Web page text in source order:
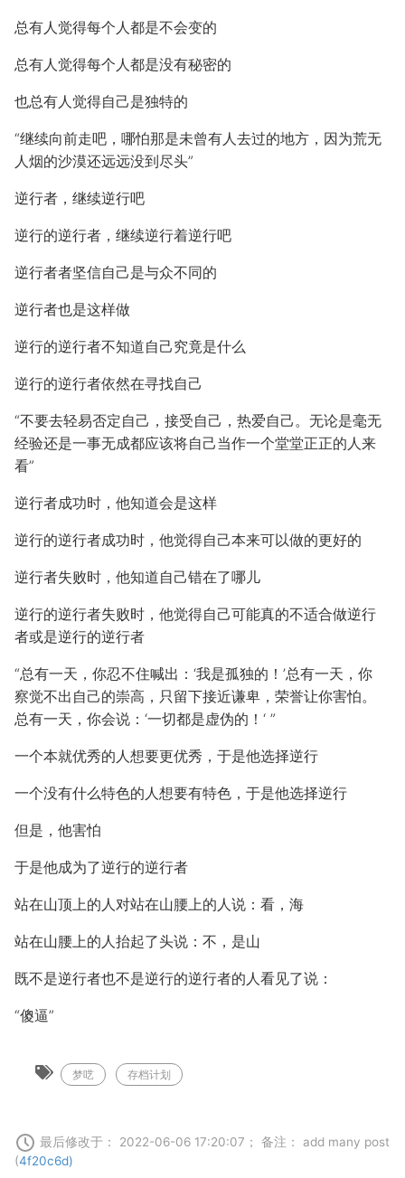
总有人觉得每个人都是不会变的
总有人觉得每个人都是没有秘密的
也总有人觉得自己是独特的
“继续向前走吧，哪怕那是未曾有人去过的地方，因为荒无
人烟的沙漠还远远没到尽头”
逆行者，继续逆行吧
逆行的逆行者，继续逆行着逆行吧
逆行者者坚信自己是与众不同的
逆行者也是这样做
逆行的逆行者不知道自己究竟是什么
逆行的逆行者依然在寻找自己
“不要去轻易否定自己，接受自己，热爱自己。无论是毫无
经验还是一事无成都应该将自己当作一个堂堂正正的人来
看”
逆行者成功时，他知道会是这样
逆行的逆行者成功时，他觉得自己本来可以做的更好的
逆行者失败时，他知道自己错在了哪儿
逆行的逆行者失败时，他觉得自己可能真的不适合做逆行
者或是逆行的逆行者
“总有一天，你忍不住喊出：‘我是孤独的！’总有一天，你
察觉不出自己的崇高，只留下接近谦卑，荣誉让你害怕。
总有一天，你会说：‘一切都是虚伪的！‘ ”
一个本就优秀的人想要更优秀，于是他选择逆行
一个没有什么特色的人想要有特色，于是他选择逆行
但是，他害怕
于是他成为了逆行的逆行者
站在山顶上的人对站在山腰上的人说：看，海
站在山腰上的人抬起了头说：不，是山
既不是逆行者也不是逆行的逆行者的人看见了说：
“傻逼”
梦呓 存档计划
最后修改于： 2022-06-06 17:20:07； 备注： add many post
(4f20c6d)